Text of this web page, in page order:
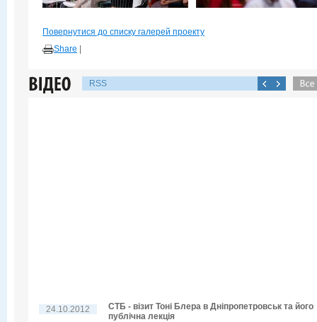
Повернутися до списку галерей проекту
Share
RSS
24.10.2012
СТБ - візит Тоні Блера в Дніпропетровськ та його
публічна лекція